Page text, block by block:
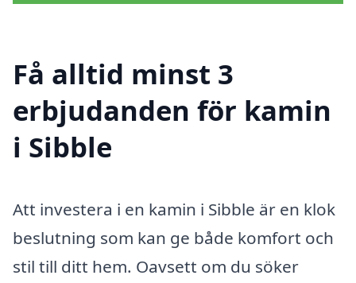
Få alltid minst 3
erbjudanden för kamin
i Sibble
Att investera i en kamin i Sibble är en klok
beslutning som kan ge både komfort och
stil till ditt hem. Oavsett om du söker